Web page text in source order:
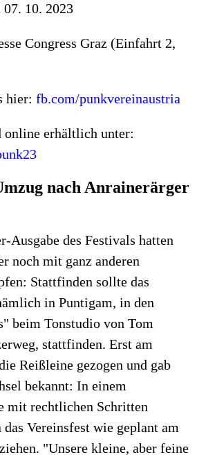
10. 2023
Congress Graz (Einfahrt 2,
hier: fb.com/punkvereinaustria
erhältlich unter:
nach Anrainerärger
Ausgabe des Festivals hatten
noch mit ganz anderen
Stattfinden sollte das
in Puntigam, in den
beim Tonstudio von Tom
stattfinden. Erst am
Reißleine gezogen und gab
bekannt: In einem
mit rechtlichen Schritten
Vereinsfest wie geplant am
"Unsere kleine, aber feine